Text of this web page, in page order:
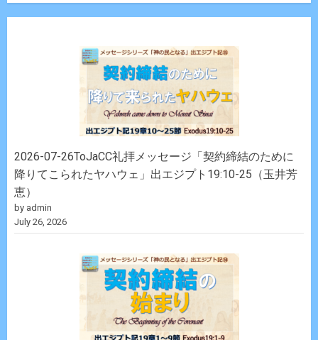
2026-07-26ToJaCC礼拝メッセージ「契約締結のために
降りてこられたヤハウェ」出エジプト19:10-25（玉井芳
恵）
by admin
July 26, 2026